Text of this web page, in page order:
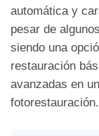
automática y
pesar de
siendo una
restauración
avanzadas en
fotorestauración.